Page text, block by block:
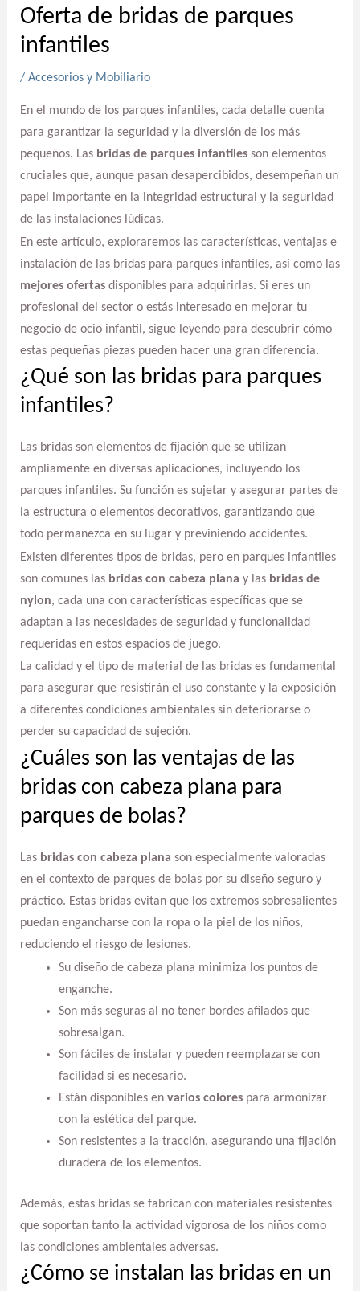
Oferta de bridas de parques
infantiles
/ Accesorios y Mobiliario
En el mundo de los parques infantiles, cada detalle cuenta
para garantizar la seguridad y la diversión de los más
pequeños. Las bridas de parques infantilesson elementos
cruciales que, aunque pasan desapercibidos, desempeñan un
papel importante en la integridad estructural y la seguridad
de las instalaciones lúdicas.
En este artículo, exploraremos las características, ventajas e
instalación de las bridas para parques infantiles, así como las
mejores ofertasdisponibles para adquirirlas. Si eres un
profesional del sector o estás interesado en mejorar tu
negocio de ocio infantil, sigue leyendo para descubrir cómo
estas pequeñas piezas pueden hacer una gran diferencia.
¿Qué son las bridas para parques
infantiles?
Las bridas son elementos de fijación que se utilizan
ampliamente en diversas aplicaciones, incluyendo los
parques infantiles. Su función es sujetar y asegurar partes de
la estructura o elementos decorativos, garantizando que
todo permanezca en su lugar y previniendo accidentes.
Existen diferentes tipos de bridas, pero en parques infantiles
son comunes las bridas con cabeza plana y las bridas de
nylon, cada una con características específicas que se
adaptan a las necesidades de seguridad y funcionalidad
requeridas en estos espacios de juego.
La calidad y el tipo de material de las bridas es fundamental
para asegurar que resistirán el uso constante y la exposición
a diferentes condiciones ambientales sin deteriorarse o
perder su capacidad de sujeción.
¿Cuáles son las ventajas de las
bridas con cabeza plana para
parques de bolas?
Las bridas con cabeza plana son especialmente valoradas
en el contexto de parques de bolas por su diseño seguro y
práctico. Estas bridas evitan que los extremos sobresalientes
puedan engancharse con la ropa o la piel de los niños,
reduciendo el riesgo de lesiones.
Su diseño de cabeza plana minimiza los puntos de
enganche.
Son más seguras al no tener bordes afilados que
sobresalgan.
Son fáciles de instalar y pueden reemplazarse con
facilidad si es necesario.
Están disponibles en varios colorespara armonizar
con la estética del parque.
Son resistentes a la tracción, asegurando una fijación
duradera de los elementos.
Además, estas bridas se fabrican con materiales resistentes
que soportan tanto la actividad vigorosa de los niños como
las condiciones ambientales adversas.
¿Cómo se instalan las bridas en un